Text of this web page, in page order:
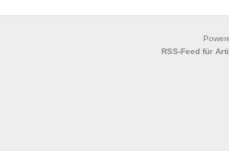
RSS-Feed für